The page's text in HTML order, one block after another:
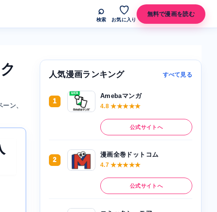
⌕
検索
♡
お気に入り
無料で漫画を読む
ン、
人気漫画ランキング すべて見る
1
Amebaマンガ
4.8 ★★★★★
公式サイトへ
2
漫画全巻ドットコム
4.7 ★★★★★
公式サイトへ